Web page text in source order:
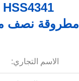
مطروقة نصف
الاسم التجاري: